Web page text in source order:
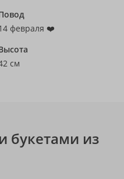
февраля ❤️
см
букетами из